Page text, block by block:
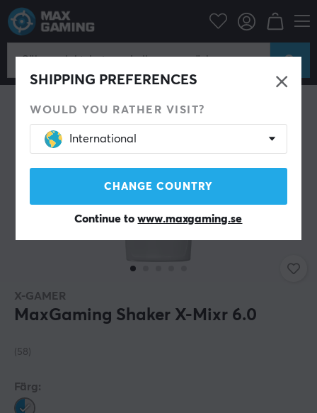
SHIPPING PREFERENCES
WOULD YOU RATHER VISIT?
International
CHANGE COUNTRY
Continue towww.maxgaming.se
Hem & Fritid
X-GAMER
MaxGaming Shaker X-Mixr 6.0
(58)
Färg: